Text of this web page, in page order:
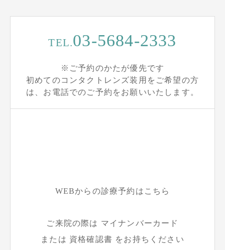
TEL.03-5684-2333
※ご予約のかたが優先です
初めてのコンタクトレンズ装用をご希望の方
は、お電話でのご予約をお願いいたします。
WEBからの診療予約はこちら
ご来院の際は マイナンバーカード
または 資格確認書 をお持ちください